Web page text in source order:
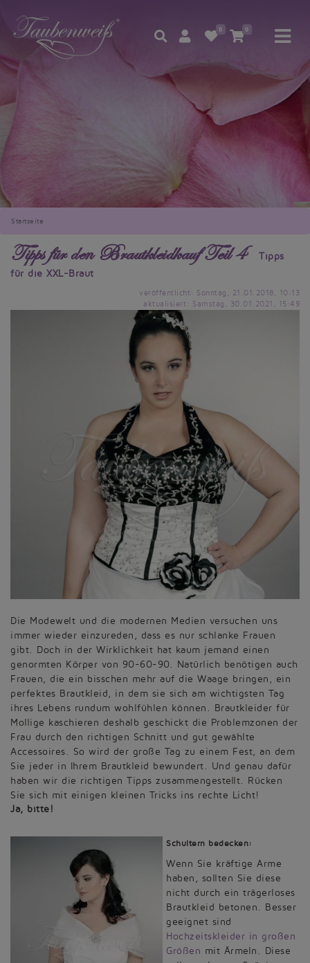
0 0
Startseite
Tipps für den Brautkleidkauf Teil 4
Tipps
für die XXL-Braut
veröffentlicht: Sonntag, 21.01.2018, 10:13
aktualisiert: Samstag, 30.01.2021, 15:49
Die Modewelt und die modernen Medien versuchen uns
immer wieder einzureden, dass es nur schlanke Frauen
gibt. Doch in der Wirklichkeit hat kaum jemand einen
genormten Körper von 90-60-90. Natürlich benötigen auch
Frauen, die ein bisschen mehr auf die Waage bringen, ein
perfektes Brautkleid, in dem sie sich am wichtigsten Tag
ihres Lebens rundum wohlfühlen können. Brautkleider für
Mollige kaschieren deshalb geschickt die Problemzonen der
Frau durch den richtigen Schnitt und gut gewählte
Accessoires. So wird der große Tag zu einem Fest, an dem
Sie jeder in Ihrem Brautkleid bewundert. Und genau dafür
haben wir die richtigen Tipps zusammengestellt. Rücken
Sie sich mit einigen kleinen Tricks ins rechte Licht!
Ja, bitte!
Schultern bedecken:
Wenn Sie kräftige Arme
haben, sollten Sie diese
nicht durch ein trägerloses
Brautkleid betonen. Besser
geeignet sind
Hochzeitskleider in großen
Größen mit Ärmeln. Diese